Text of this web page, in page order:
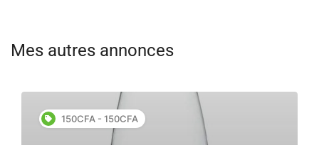
Mes autres annonces
150CFA - 150CFA